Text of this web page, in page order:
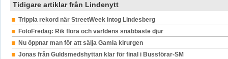
Tidigare artiklar från Lindenytt
Trippla rekord när StreetWeek intog Lindesberg
FotoFredag: Rik flora och världens snabbaste djur
Nu öppnar man för att sälja Gamla kirurgen
Jonas från Guldsmedshyttan klar för final i Bussförar-SM